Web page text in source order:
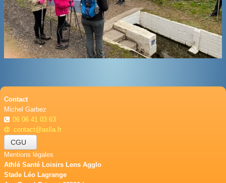
PHOTOS▼
DONS
Contact
Michel Garbez
06 06 41 03 63
contact@aslla.fr
CGU
Mentions légales
Athlé Santé Loisirs Lens Agglo
Stade Léo Lagrange